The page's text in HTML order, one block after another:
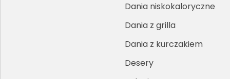
Dania niskokaloryczne
Dania z grilla
Dania z kurczakiem
Desery